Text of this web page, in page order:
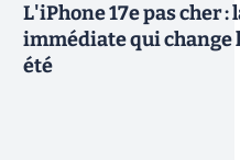
L'iPhone 17e pas cher :
immédiate qui change
été